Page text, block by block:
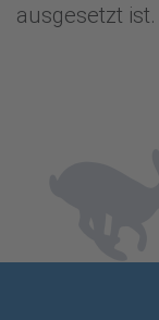
ausgesetzt ist.